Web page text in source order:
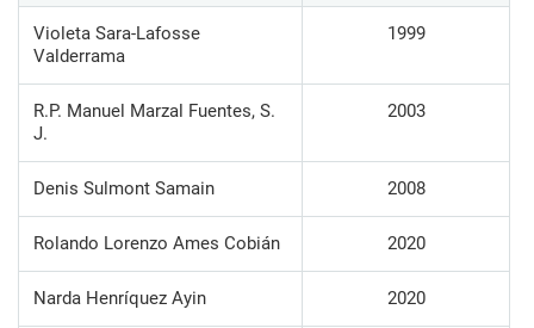
Violeta Sara-Lafosse
Valderrama
1999
R.P. Manuel Marzal Fuentes, S.
J.
2003
Denis Sulmont Samain 2008
Rolando Lorenzo Ames Cobián 2020
Narda Henríquez Ayin 2020